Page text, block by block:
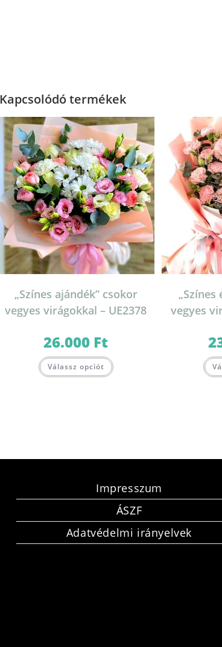
Kapcsolódó termékek
„Színes ajándék” csokor
vegyes virágokkal – UE2378
26.000 Ft
Válassz opciót
„Színes
vegyes
Impresszum
ÁSZF
Adatvédelmi irányelvek